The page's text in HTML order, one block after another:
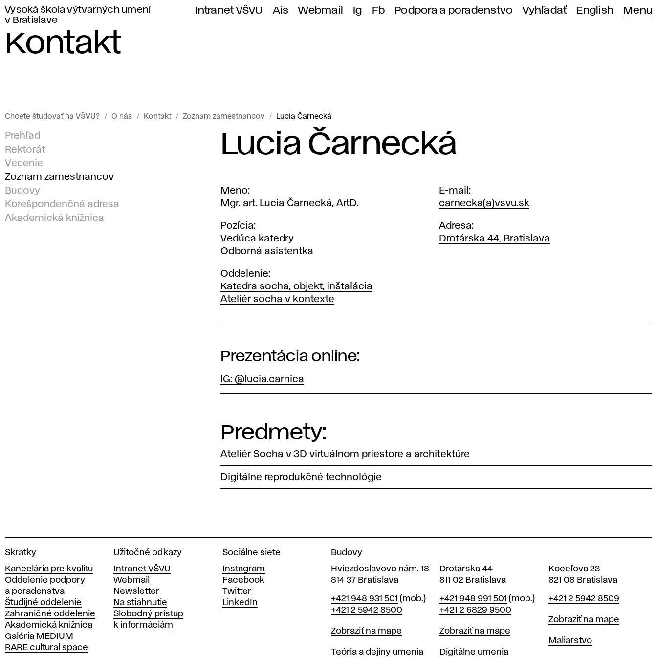
Vysoká škola výtvarných umení
v Bratislave
Intranet VŠVU Ais Webmail Ig Fb Podpora a poradenstvo Vyhľadať English Menu
Kontakt
Chcete študovať na VŠVU? O nás Kontakt Zoznam zamestnancov Lucia Čarnecká
Prehľad
Rektorát
Vedenie
Zoznam zamestnancov
Budovy
Korešpondenčná adresa
Akademická knižnica
Lucia Čarnecká
Meno
Mgr. art. Lucia Čarnecká, ArtD.
Pozícia
Vedúca katedry
Odborná asistentka
Oddelenie
Katedra socha, objekt, inštalácia
Ateliér socha v kontexte
E-mail
carnecka(a)vsvu.sk
Adresa
Drotárska 44, Bratislava
Prezentácia online:
IG: @lucia.carnica
Predmety:
Ateliér Socha v 3D virtuálnom priestore a architektúre
Digitálne reprodukčné technológie
V
s
o
k
á
š
k
o
l
Skratky
Kancelária pre kvalitu
Oddelenie podpory
a poradenstva
Študijné oddelenie
Zahraničné oddelenie
Akademická knižnica
Galéria MEDIUM
RARE cultural space
Užitočné odkazy
Intranet VŠVU
Webmail
Newsletter
Na stiahnutie
Slobodný prístup
k informáciám
Sociálne siete
Instagram
Facebook
Twitter
LinkedIn
Budovy
Hviezdoslavovo nám. 18
814 37 Bratislava
Telefón
+421 948 931 501 (mob.)
+421 2 5942 8500
Mapa
Zobraziť na mape
Katedry
Teória a dejiny umenia
Drotárska 44
811 02 Bratislava
Telefón
+421 948 991 501 (mob.)
+421 2 6829 9500
Mapa
Zobraziť na mape
Katedry
Digitálne umenia
Koceľova 23
821 08 Bratislava
Telefón
+421 2 5942 8509
Mapa
Zobraziť na mape
Katedry
Maliarstvo